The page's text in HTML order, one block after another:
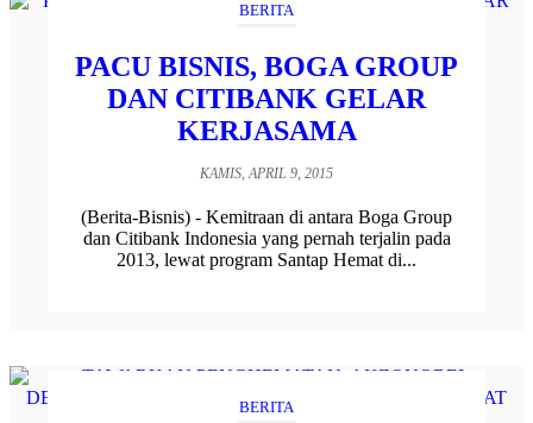
BERITA
PACU BISNIS, BOGA GROUP
DAN CITIBANK GELAR
KERJASAMA
KAMIS, APRIL 9, 2015
(Berita-Bisnis) - Kemitraan di antara Boga Group
dan Citibank Indonesia yang pernah terjalin pada
2013, lewat program Santap Hemat di...
BERITA